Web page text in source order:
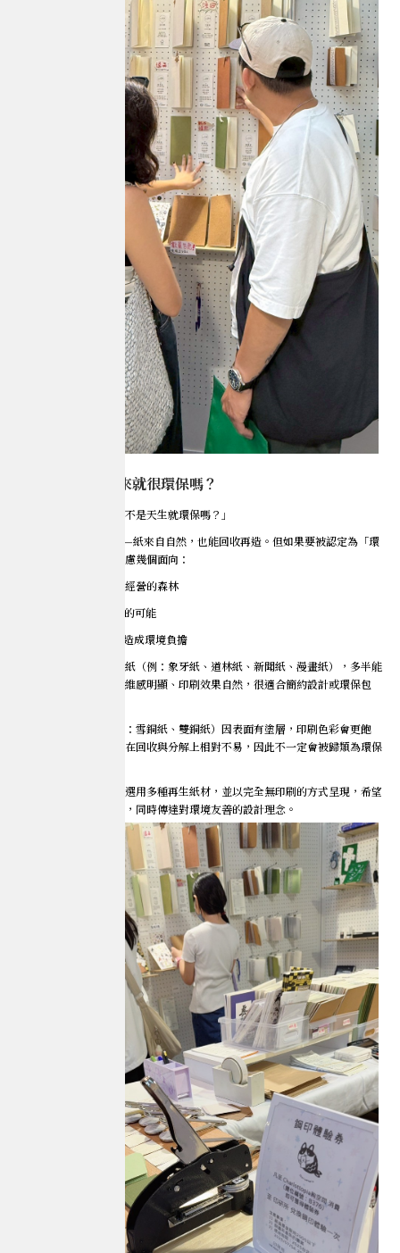
環保紙？紙張本來就很環保嗎？
很多人會好奇：「紙張不是天生就環保嗎？」
其實某種程度上是的——紙來自自然，也能回收再造。但如果要被認定為「環
保用紙」，通常還會考慮幾個面向：
1. 原料是否來自可持續經營的森林
2.是否具備回收再利用的可能
3.是否能自然分解、不造成環境負擔
像市面上常見的非塗佈紙（例：象牙紙、道林紙、新聞紙、漫畫紙），多半能
符合這些條件，質地纖維感明顯、印刷效果自然，很適合簡約設計或環保包
相較之下，塗佈紙（例：雪銅紙、雙銅紙）因表面有塗層，印刷色彩會更飽
和、平滑，但塗層材質在回收與分解上相對不易，因此不一定會被歸類為環保
也因此，這次我們嘗試選用多種再生紙材，並以完全無印刷的方式呈現，希望
減少加工、降低碳足跡，同時傳達對環境友善的設計理念。